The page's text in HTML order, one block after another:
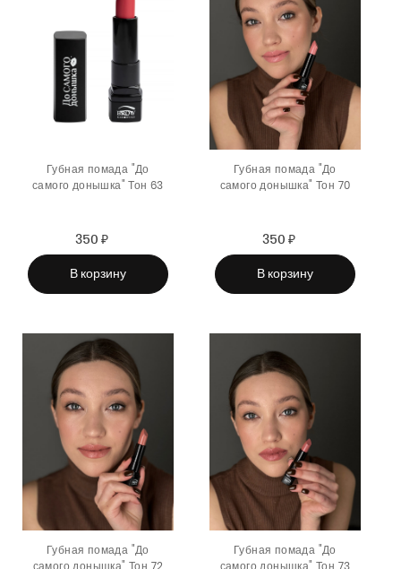
Губная помада "До
самого донышка" Тон 63
Sale
price
350 ₽
price
В корзину
Губная помада "До
самого донышка" Тон 70
Sale
price
350 ₽
price
В корзину
Губная помада "До
самого донышка" Тон 72
Губная помада "До
самого донышка" Тон 73